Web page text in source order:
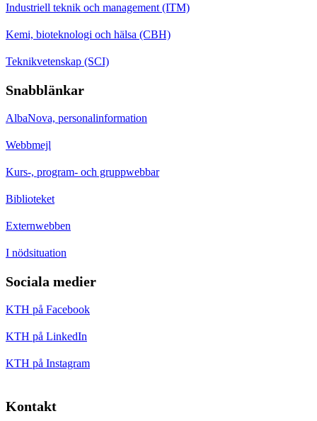
Industriell teknik och management (ITM)
Kemi, bioteknologi och hälsa (CBH)
Teknikvetenskap (SCI)
Snabblänkar
AlbaNova, personalinformation
Webbmejl
Kurs-, program- och gruppwebbar
Biblioteket
Externwebben
I nödsituation
Sociala medier
KTH på Facebook
KTH på LinkedIn
KTH på Instagram
Kontakt